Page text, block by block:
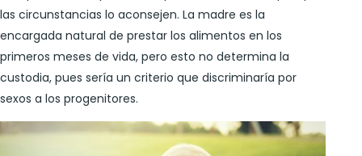
las circunstancias lo aconsejen. La madre es la
encargada natural de prestar los alimentos en los
primeros meses de vida, pero esto no determina la
custodia, pues sería un criterio que discriminaría por
sexos a los progenitores.